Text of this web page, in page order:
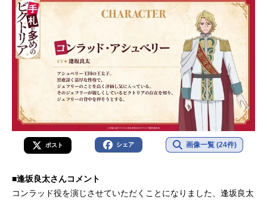
ススメ記事をご紹介！
ポスト シェア 画像一覧 (24件)
■逢坂良太さんコメント
コンラッド役を演じさせていただくことになりました、逢坂良太